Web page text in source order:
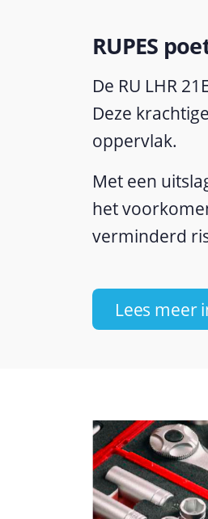
RUPES
De RU LHR
Deze
oppervlak.
Met een
het
verminderd
Lees meer